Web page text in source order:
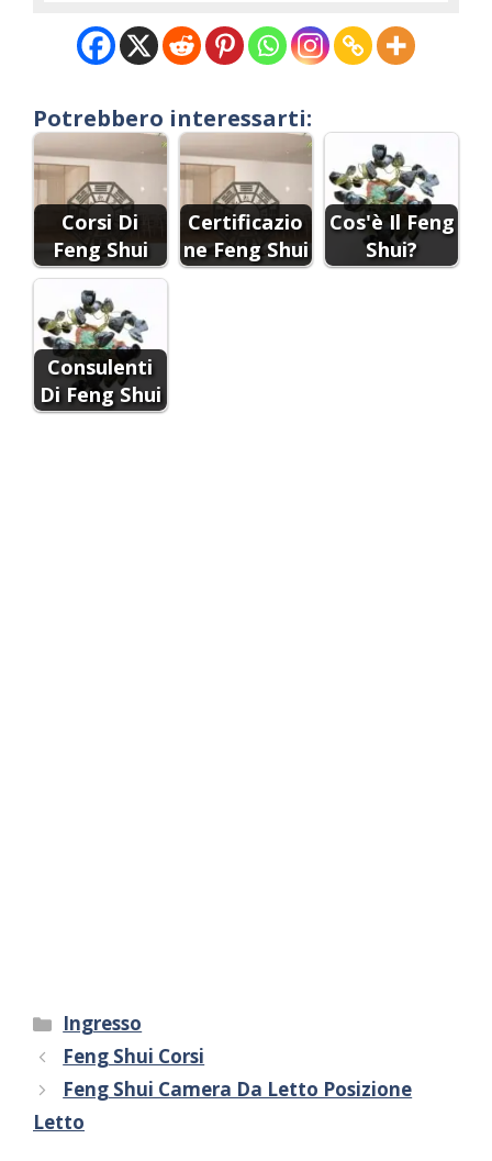
Potrebbero interessarti:
Corsi Di
Feng Shui
Certificazio
ne Feng Shui
Cos'è Il Feng
Shui?
Consulenti
Di Feng Shui
Categorie
Ingresso
Feng Shui Corsi
Feng Shui Camera Da Letto Posizione
Letto